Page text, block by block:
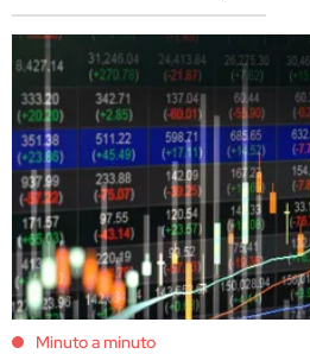
Minuto a minuto